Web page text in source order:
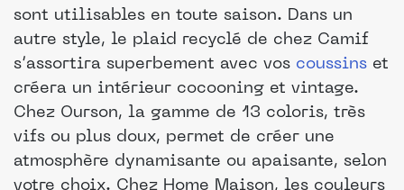
sont utilisables en toute saison. Dans un
autre style, le plaid recyclé de chez Camif
s’assortira superbement avec vos coussins et
créera un intérieur cocooning et vintage.
Chez Ourson, la gamme de 13 coloris, très
vifs ou plus doux, permet de créer une
atmosphère dynamisante ou apaisante, selon
votre choix. Chez Home Maison, les couleurs